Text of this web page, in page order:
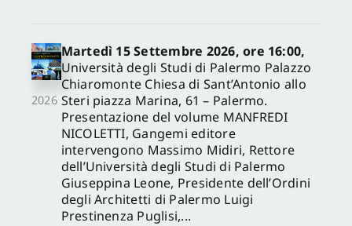
2026
Martedì 15 Settembre 2026, ore 16:00,
Università degli Studi di Palermo Palazzo
Chiaromonte Chiesa di Sant’Antonio allo
Steri piazza Marina, 61 – Palermo.
Presentazione del volume MANFREDI
NICOLETTI, Gangemi editore
intervengono Massimo Midiri, Rettore
dell’Università degli Studi di Palermo
Giuseppina Leone, Presidente dell’Ordini
degli Architetti di Palermo Luigi
Prestinenza Puglisi,...